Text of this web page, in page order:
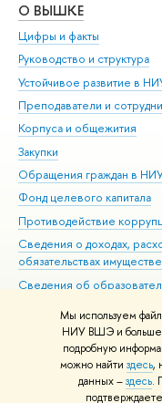
Мы используем
НИУ ВШЭ и
подробную
можно найти здесь,
данных –здесь.
О ВЫШКЕ
Цифры и факты
Руководство и структура
Устойчивое развитие в
Преподаватели и
Корпуса и общежития
Закупки
Обращения граждан в
Фонд целевого капитала
Противодействие
Сведения о доходах,
обязательствах
Сведения об
Людям с ограниченными
Единая платежная
Работа в Вышке